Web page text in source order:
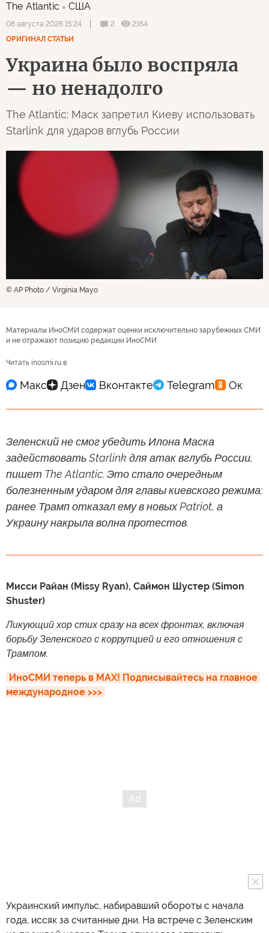
The Atlantic США
08 августа 2026 15:24 2
2164
ОРИГИНАЛ СТАТЬИ
Украина было воспряла
— но ненадолго
The Atlantic: Маск запретил Киеву использовать
Starlink для ударов вглубь России
© AP Photo / Virginia Mayo
Материалы ИноСМИ содержат оценки исключительно зарубежных СМИ
и не отражают позицию редакции ИноСМИ
Читать inosmi.ru в
Зеленский не смог убедить Илона Маска
задействовать Starlink для атак вглубь России,
пишет The Atlantic. Это стало очередным
болезненным ударом для главы киевского режима:
ранее Трамп отказал ему в новых Patriot, а
Украину накрыла волна протестов.
Мисси Райан (Missy Ryan), Саймон Шустер (Simon
Shuster)
Ликующий хор стих сразу на всех фронтах, включая
борьбу Зеленского с коррупцией и его отношения с
Трампом.
ИноСМИ теперь в MAX! Подписывайтесь на главное
международное >>>
Украинский импульс, набиравший обороты с начала
года, иссяк за считанные дни. На встрече с Зеленским